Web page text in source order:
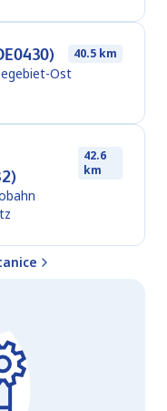
40.5 km
Ost
42.6
km